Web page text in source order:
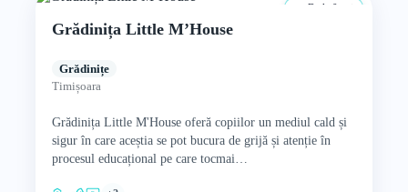
De la 0 ani
Grădinița Little M’House
Grădinițe
Timișoara
Grădinița Little M'House oferă copiilor un mediul cald și
sigur în care aceștia se pot bucura de grijă și atenție în
procesul educațional pe care tocmai…